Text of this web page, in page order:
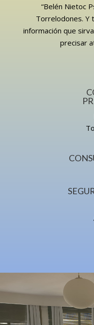
“Belén Nietoc
Torrelodones. Y
información que
precisar